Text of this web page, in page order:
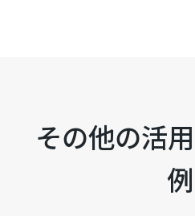
その他の活
例